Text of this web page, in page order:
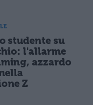
studente su
l'allarme
azzardo
Z